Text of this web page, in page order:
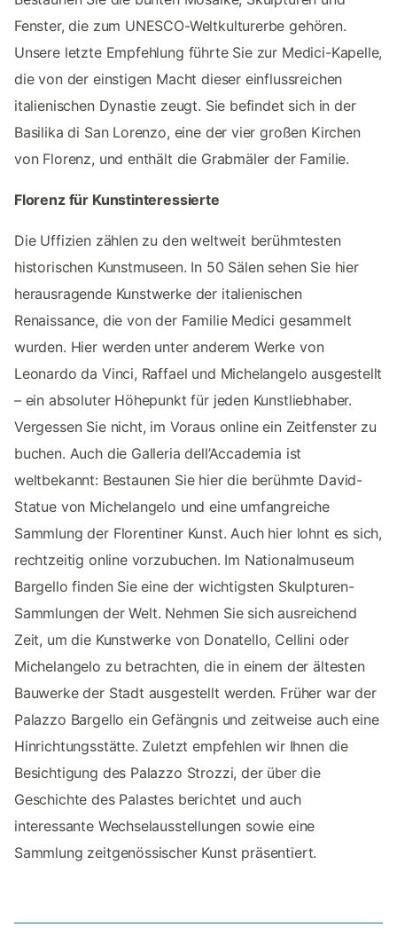
Fenster, die zum UNESCO-Weltkulturerbe gehören.
Unsere letzte Empfehlung führte Sie zur Medici-Kapelle,
die von der einstigen Macht dieser einflussreichen
italienischen Dynastie zeugt. Sie befindet sich in der
Basilika di San Lorenzo, eine der vier großen Kirchen
von Florenz, und enthält die Grabmäler der Familie.
Florenz für Kunstinteressierte
Die Uffizien zählen zu den weltweit berühmtesten
historischen Kunstmuseen. In 50 Sälen sehen Sie hier
herausragende Kunstwerke der italienischen
Renaissance, die von der Familie Medici gesammelt
wurden. Hier werden unter anderem Werke von
Leonardo da Vinci, Raffael und Michelangelo ausgestellt
– ein absoluter Höhepunkt für jeden Kunstliebhaber.
Vergessen Sie nicht, im Voraus online ein Zeitfenster zu
buchen. Auch die Galleria dell’Accademia ist
weltbekannt: Bestaunen Sie hier die berühmte David-
Statue von Michelangelo und eine umfangreiche
Sammlung der Florentiner Kunst. Auch hier lohnt es sich,
rechtzeitig online vorzubuchen. Im Nationalmuseum
Bargello finden Sie eine der wichtigsten Skulpturen-
Sammlungen der Welt. Nehmen Sie sich ausreichend
Zeit, um die Kunstwerke von Donatello, Cellini oder
Michelangelo zu betrachten, die in einem der ältesten
Bauwerke der Stadt ausgestellt werden. Früher war der
Palazzo Bargello ein Gefängnis und zeitweise auch eine
Hinrichtungsstätte. Zuletzt empfehlen wir Ihnen die
Besichtigung des Palazzo Strozzi, der über die
Geschichte des Palastes berichtet und auch
interessante Wechselausstellungen sowie eine
Sammlung zeitgenössischer Kunst präsentiert.